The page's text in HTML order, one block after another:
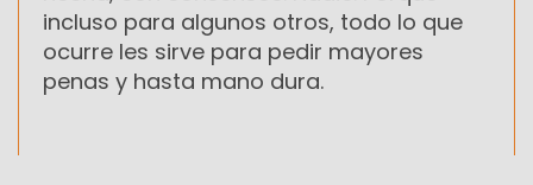
incluso para algunos otros, todo lo que
ocurre les sirve para pedir mayores
penas y hasta mano dura.